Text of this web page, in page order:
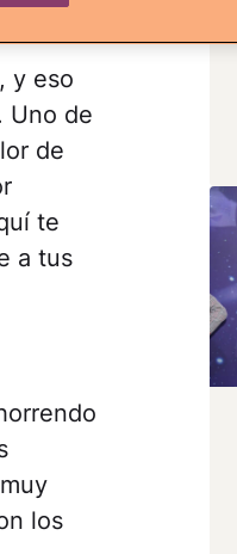
y eso
Uno de
de
te
a tus
los